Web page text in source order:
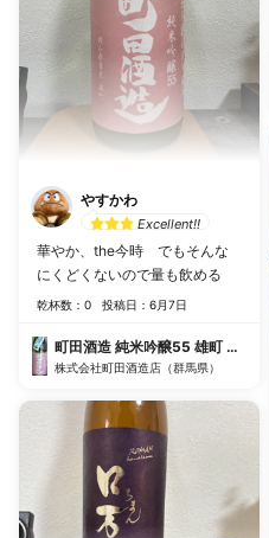
やすかわ
Excellent!!
華やか、the今時 でもそんな
にくどくないので量も飲める
乾杯数：0 投稿日：6月7日
町田酒造 純米吟醸55 雄町 無濾過
株式会社町田酒造店（群馬県）